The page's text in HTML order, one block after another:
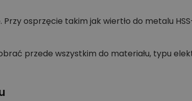
osprzęcie takim jak wiertło do metalu
przede wszystkim do materiału, typu